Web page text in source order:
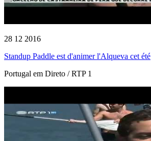
28 12 2016
Standup Paddle est d'animer l'Alqueva cet été
Portugal em Direto / RTP 1